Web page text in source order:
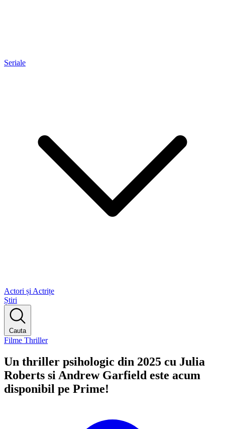
Seriale
Actori și Actrițe
Știri
Cauta
Filme Thriller
Un thriller psihologic din 2025 cu Julia
Roberts si Andrew Garfield este acum
disponibil pe Prime!